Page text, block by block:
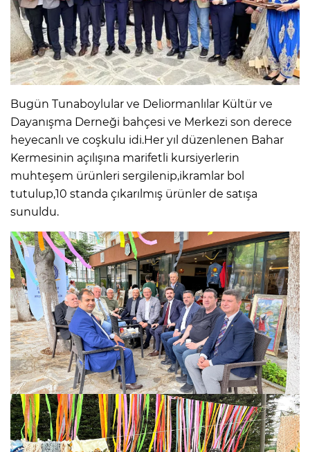
Bugün Tunaboylular ve Deliormanlılar Kültür ve
Dayanışma Derneği bahçesi ve Merkezi son derece
heyecanlı ve coşkulu idi.Her yıl düzenlenen Bahar
Kermesinin açılışına marifetli kursiyerlerin
muhteşem ürünleri sergilenip,ikramlar bol
tutulup,10 standa çıkarılmış ürünler de satışa
sunuldu.